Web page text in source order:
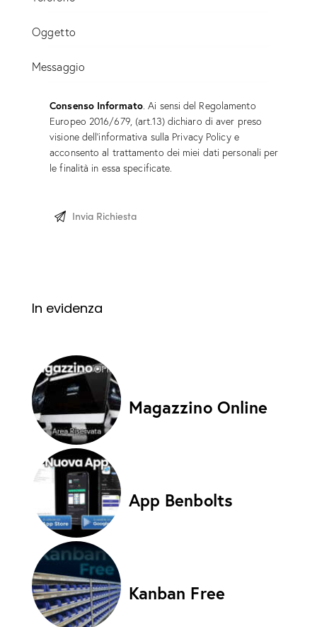
Consenso Informato. Ai sensi del Regolamento
Europeo 2016/679, (art.13) dichiaro di aver preso
visione dell’informativa sulla Privacy Policye
acconsento al trattamento dei miei dati personali per
le finalità in essa specificate.
In evidenza
Magazzino Online
App Benbolts
Kanban Free